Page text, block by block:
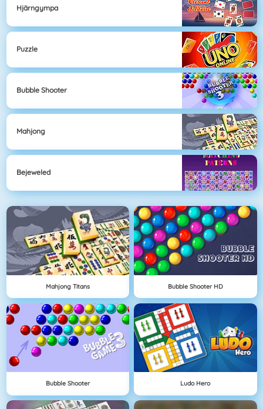
Hjärngympa
Puzzle
Bubble Shooter
Mahjong
Bejeweled
Mahjong Titans Bubble Shooter HD
Bubble Shooter Ludo Hero